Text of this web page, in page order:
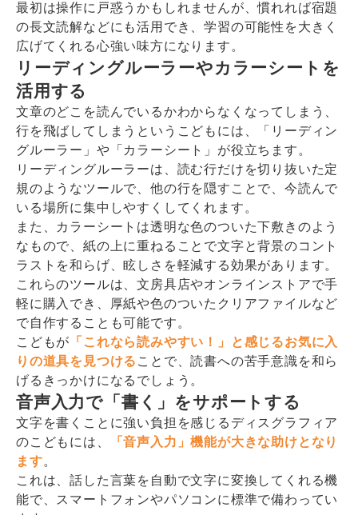
最初は操作に戸惑うかもしれませんが、慣れれば宿題
の長文読解などにも活用でき、学習の可能性を大きく
広げてくれる心強い味方になります。
リーディングルーラーやカラーシートを
活用する
文章のどこを読んでいるかわからなくなってしまう、
行を飛ばしてしまうというこどもには、「リーディン
グルーラー」や「カラーシート」が役立ちます。
リーディングルーラーは、読む行だけを切り抜いた定
規のようなツールで、他の行を隠すことで、今読んで
いる場所に集中しやすくしてくれます。
また、カラーシートは透明な色のついた下敷きのよう
なもので、紙の上に重ねることで文字と背景のコント
ラストを和らげ、眩しさを軽減する効果があります。
これらのツールは、文房具店やオンラインストアで手
軽に購入でき、厚紙や色のついたクリアファイルなど
で自作することも可能です。
こどもが 「これなら読みやすい！」と感じるお気に入
りの道具を見つける ことで、読書への苦手意識を和ら
げるきっかけになるでしょう。
音声入力で「書く」をサポートする
文字を書くことに強い負担を感じるディスグラフィア
のこどもには、
「音声入力」機能が大きな助けとなり
ます。
これは、話した言葉を自動で文字に変換してくれる機
能で、スマートフォンやパソコンに標準で備わってい